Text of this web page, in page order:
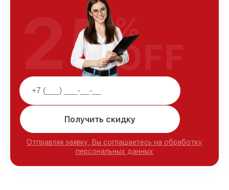
Получить скидку
Отправляя заявку, Вы соглашаетесь на обработку
персональных данных
25%
OFF